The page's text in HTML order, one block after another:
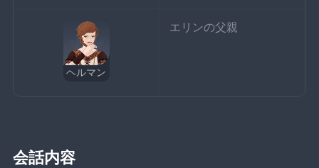
ヘルマン
エリンの父親
会話内容